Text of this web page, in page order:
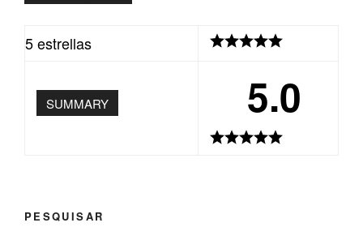
5 estrellas
SUMMARY 5.0
PESQUISAR